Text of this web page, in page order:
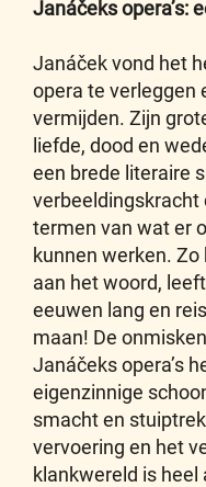
Janáčeks opera’s:
Janáček vond het
opera te verleggen
vermijden. Zijn
liefde, dood en
een brede literaire
verbeeldingskracht
termen van wat er
kunnen werken. Zo
aan het woord,
eeuwen lang en
maan! De
Janáčeks opera’s
eigenzinnige
smacht en
vervoering en het
klankwereld is heel